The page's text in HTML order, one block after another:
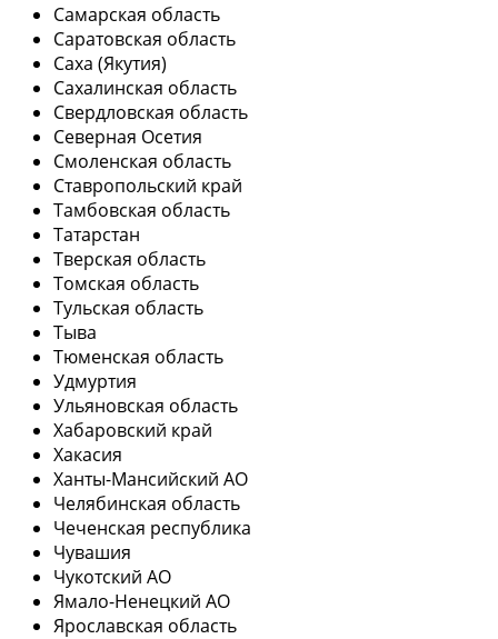
Самарская область
Саратовская область
Саха (Якутия)
Сахалинская область
Свердловская область
Северная Осетия
Смоленская область
Ставропольский край
Тамбовская область
Татарстан
Тверская область
Томская область
Тульская область
Тыва
Тюменская область
Удмуртия
Ульяновская область
Хабаровский край
Хакасия
Ханты-Мансийский АО
Челябинская область
Чеченская республика
Чувашия
Чукотский АО
Ямало-Ненецкий АО
Ярославская область